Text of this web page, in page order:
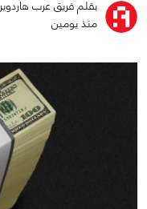
بقلم فريق عرب هاردوير
منذ يومين